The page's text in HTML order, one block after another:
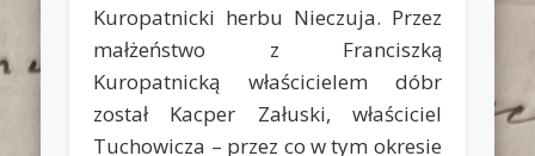
Kuropatnicki herbu Nieczuja. Przez
małżeństwo z Franciszką
Kuropatnicką właścicielem dóbr
został Kacper Załuski, właściciel
Tuchowicza – przez co w tym okresie